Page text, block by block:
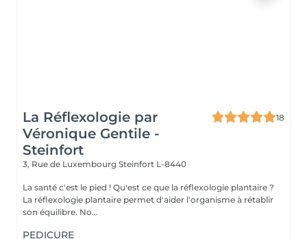
La Réflexologie par
Véronique Gentile -
Steinfort
18
3, Rue de Luxembourg Steinfort L-8440
La santé c'est le pied ! Qu'est ce que la réflexologie plantaire ?
La réflexologie plantaire permet d'aider l'organisme à rétablir
son équilibre. No...
PEDICURE